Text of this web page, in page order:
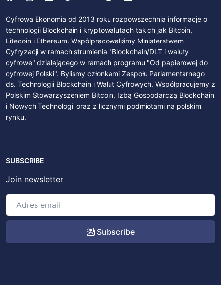
Cyfrowa Ekonomia od 2013 roku rozpowszechnia informacje o
technologii Blockchain i kryptowalutach takich jak Bitcoin,
Litecoin i Ethereum. Współpracowaliśmy Ministerstwem
Cyfryzacji w ramach strumienia "Blockchain/DLT i waluty
cyfrowe" działającego w ramach programu "Od papierowej do
cyfrowej Polski". Byliśmy członkami Zespołu Parlamentarnego
ds. Technologii Blockchain i Walut Cyfrowych. Współpracujemy z
Polskim Stowarzyszeniem Bitcoin, Izbą Gospodarczą Blockchain
i Nowych Technologii oraz z licznymi podmiotami na polskim
rynku.
SUBSCRIBE
Join newsletter
Subscribe